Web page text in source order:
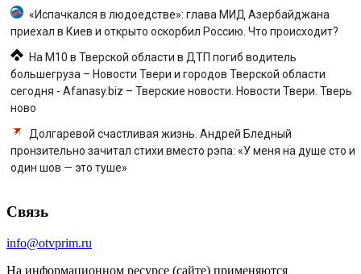
«Испачкался в людоедстве»: глава МИД Азербайджана
приехал в Киев и открыто оскорбил Россию. Что происходит?
На М10 в Тверской области в ДТП погиб водитель
большегруза – Новости Твери и городов Тверской области
сегодня - Afanasy.biz – Тверские новости. Новости Твери. Тверь
ново
Долгаревой счастливая жизнь. Андрей Бледный
пронзительно зачитал стихи вместо рэпа: «У меня на душе сто и
один шов — это туше»
Связь
info@otvprim.ru
На информационном ресурсе (сайте) применяются